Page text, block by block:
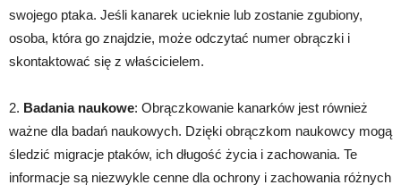
swojego ptaka. Jeśli kanarek ucieknie lub zostanie zgubiony,
osoba, która go znajdzie, może odczytać numer obrączki i
skontaktować się z właścicielem.
2. Badania naukowe: Obrączkowanie kanarków jest również
ważne dla badań naukowych. Dzięki obrączkom naukowcy mogą
śledzić migracje ptaków, ich długość życia i zachowania. Te
informacje są niezwykle cenne dla ochrony i zachowania różnych